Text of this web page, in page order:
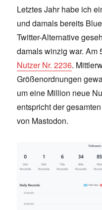
Letztes Jahr habe ich
und damals bereits
Twitter-Alternative
damals winzig war. Am
Nutzer Nr. 2236.
Größenordnungen
um eine Million neue
entspricht der
von Mastodon.